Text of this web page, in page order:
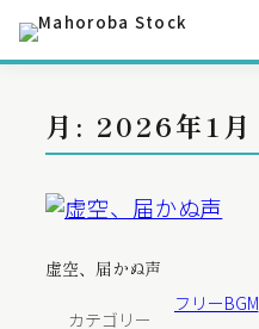
月: 2026年1月
虚空、届かぬ声
カテゴリー
フリーBGM